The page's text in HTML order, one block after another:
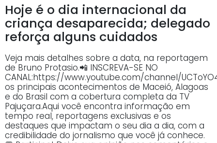
Hoje é o dia internacional da
criança desaparecida; delegado
reforça alguns cuidados
Veja mais detalhes sobre a data, na reportagem
de Bruno Protasio.📲 INSCREVA-SE NO
CANAL:https://www.youtube.com/channel/
os principais acontecimentos de Maceió, Alagoas
e do Brasil com a cobertura completa da TV
Pajuçara.Aqui você encontra informação em
tempo real, reportagens exclusivas e os
destaques que impactam o seu dia a dia, com a
credibilidade do jornalismo que você já conhece.